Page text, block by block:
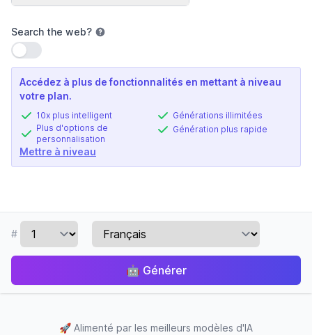
Search the web?
Utiliser le paramètre
Accédez à plus de fonctionnalités en mettant à niveau
votre plan.
10x plus intelligent
Plus d'options de
personnalisation
Générations illimitées
Génération plus rapide
Mettre à niveau
#
🤖 Générer
🚀 Alimenté par les meilleurs modèles d'IA